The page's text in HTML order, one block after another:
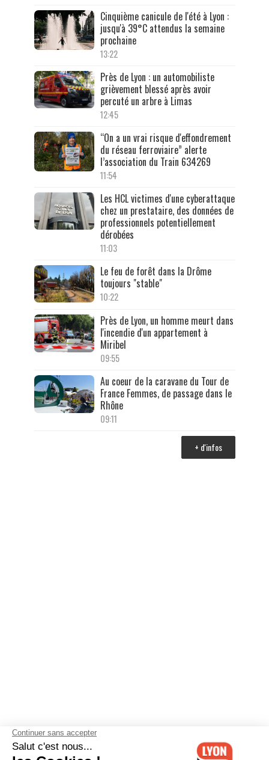
Cinquième canicule de l'été à Lyon :
jusqu'à 39°C attendus la semaine
prochaine
13:22
Près de Lyon : un automobiliste
grièvement blessé après avoir
percuté un arbre à Limas
12:45
“On a un vrai risque d'effondrement
du réseau ferroviaire” alerte
l’association du Train 634269
11:54
Les HCL victimes d'une cyberattaque
chez un prestataire, des données de
professionnels potentiellement
dérobées
11:03
Le feu de forêt dans la Drôme
toujours "stable"
10:22
Près de Lyon, un homme meurt dans
l'incendie d'un appartement à
Miribel
09:55
Au coeur de la caravane du Tour de
France Femmes, de passage dans le
Rhône
09:11
+ d'infos